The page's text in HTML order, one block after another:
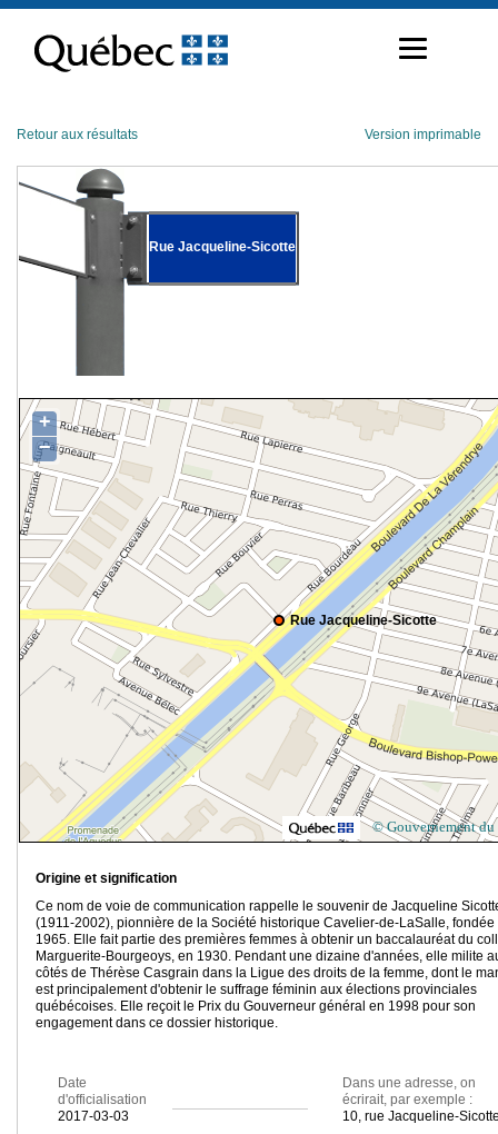
contenu
Retour aux résultats Version imprimable
Rue Jacqueline-Sicotte
Rue Jacqueline-Sicotte
+
−
© Gouvernement du
Origine et signification
Ce nom de voie de communication rappelle le souvenir de Jacqueline
(1911-2002), pionnière de la Société historique Cavelier-de-LaSalle, fondée
1965. Elle fait partie des premières femmes à obtenir un baccalauréat du
Marguerite-Bourgeoys, en 1930. Pendant une dizaine d'années, elle milite
côtés de Thérèse Casgrain dans la Ligue des droits de la femme, dont le
est principalement d'obtenir le suffrage féminin aux élections provinciales
québécoises. Elle reçoit le Prix du Gouverneur général en 1998 pour son
engagement dans ce dossier historique.
Date
d'officialisation
2017-03-03
Dans une adresse, on
écrirait, par exemple :
10, rue Jacqueline-